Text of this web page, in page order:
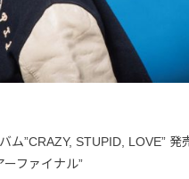
ム”CRAZY, STUPID, LOVE” 発
ファイナル”